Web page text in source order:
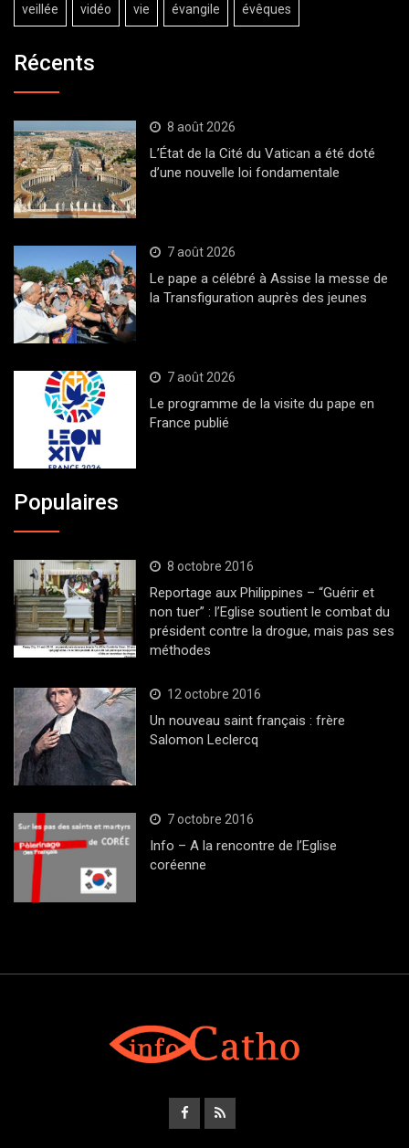
veillée vidéo vie évangile évêques
Récents
8 août 2026
L’État de la Cité du Vatican a été doté
d’une nouvelle loi fondamentale
7 août 2026
Le pape a célébré à Assise la messe de
la Transfiguration auprès des jeunes
7 août 2026
Le programme de la visite du pape en
France publié
Populaires
8 octobre 2016
Reportage aux Philippines – “Guérir et
non tuer” : l’Eglise soutient le combat du
président contre la drogue, mais pas ses
méthodes
12 octobre 2016
Un nouveau saint français : frère
Salomon Leclercq
7 octobre 2016
Info – A la rencontre de l’Eglise
coréenne